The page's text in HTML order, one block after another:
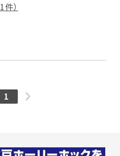
1件）
1